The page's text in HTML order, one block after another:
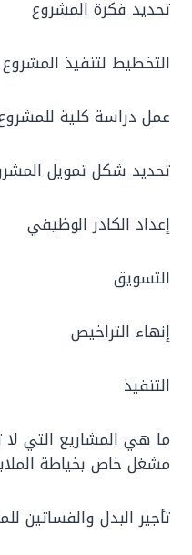
تحديد فكرة المشروع
التخطيط لتنفيذ المشروع
عمل دراسة كلية
تحديد شكل تمويل
إعداد الكادر الوظيفي
التسويق
إنهاء التراخيص
التنفيذ
ما هي المشاريع التي
مشغل خاص بخياطة
تأجير البدل والفساتين